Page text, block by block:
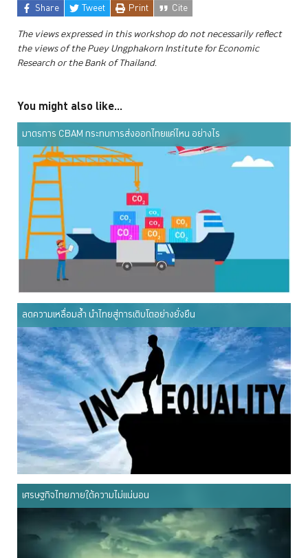
Share
Tweet Print Cite
The views expressed in this workshop do not necessarily reflect
the views of the Puey Ungphakorn Institute for Economic
Research or the Bank of Thailand.
You might also like...
มาตรการ CBAM กระทบการส่งออกไทยแค่ไหน อย่างไร
ลดความเหลื่อมล้ำ นำไทยสู่การเติบโตอย่างยั่งยืน
เศรษฐกิจไทยภายใต้ความไม่แน่นอน